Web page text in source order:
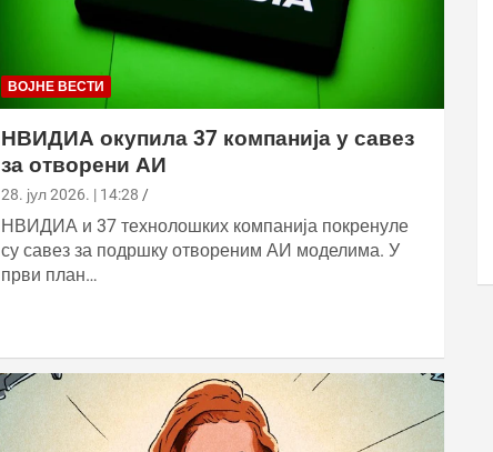
ВОЈНЕ ВЕСТИ
НВИДИА окупила 37 компанија у савез
за отворени АИ
28. јул 2026. | 14:28
НВИДИА и 37 технолошких компанија покренуле
су савез за подршку отвореним АИ моделима. У
први план…